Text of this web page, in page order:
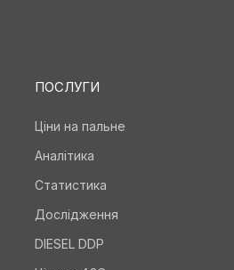
ПОСЛУГИ
Ціни на пальне
Аналітика
Статистика
Дослідження
DIESEL DDP